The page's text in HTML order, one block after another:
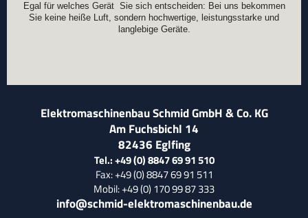
Egal für welches Gerät Sie sich entscheiden: Bei uns bekommen
Sie keine heiße Luft, sondern hochwertige, leistungsstarke und
langlebige Geräte.
Elektromaschinenbau Schmid GmbH & Co. KG
Am Fuchsbichl 14
82436 Eglfing
Tel.: +49 (0) 8847 69 91 510
Fax: +49 (0) 8847 69 91 511
Mobil: +49 (0) 170 99 87 333
info@schmid-elektromaschinenbau.de